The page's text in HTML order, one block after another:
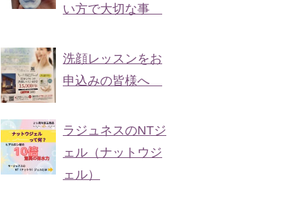
い方で大切な事
洗顔レッスンをお
申込みの皆様へ
ラジュネスのNTジ
ェル（ナットウジ
ェル）